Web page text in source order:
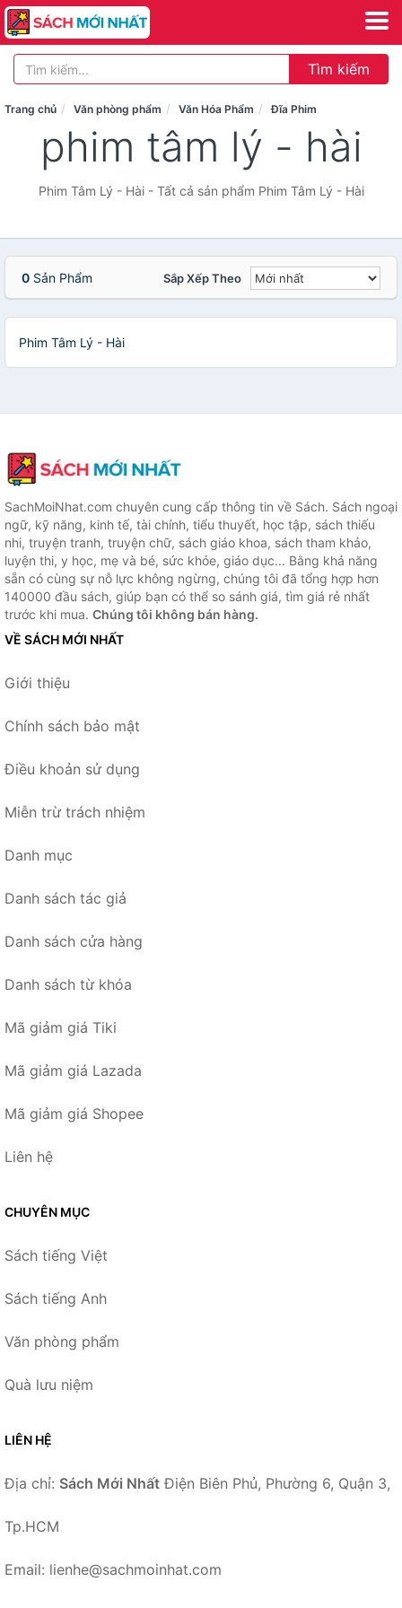
Tìm kiếm
Trang chủ Văn phòng phẩm Văn Hóa Phẩm Đĩa Phim
phim tâm lý - hài
Phim Tâm Lý - Hài - Tất cả sản phẩm Phim Tâm Lý - Hài
0 Sản Phẩm Sắp Xếp Theo
Phim Tâm Lý - Hài
SachMoiNhat.com chuyên cung cấp thông tin về Sách. Sách ngoại
ngữ, kỹ năng, kinh tế, tài chính, tiểu thuyết, học tập, sách thiếu
nhi, truyện tranh, truyện chữ, sách giáo khoa, sách tham khảo,
luyện thi, y học, mẹ và bé, sức khỏe, giáo dục... Bằng khả năng
sẵn có cùng sự nỗ lực không ngừng, chúng tôi đã tổng hợp hơn
140000 đầu sách, giúp bạn có thể so sánh giá, tìm giá rẻ nhất
trước khi mua. Chúng tôi không bán hàng.
VỀ SÁCH MỚI NHẤT
Giới thiệu
Chính sách bảo mật
Điều khoản sử dụng
Miễn trừ trách nhiệm
Danh mục
Danh sách tác giả
Danh sách cửa hàng
Danh sách từ khóa
Mã giảm giá Tiki
Mã giảm giá Lazada
Mã giảm giá Shopee
Liên hệ
CHUYÊN MỤC
Sách tiếng Việt
Sách tiếng Anh
Văn phòng phẩm
Quà lưu niệm
LIÊN HỆ
Địa chỉ: Sách Mới Nhất Điện Biên Phủ, Phường 6, Quận 3,
Tp.HCM
Email: lienhe@sachmoinhat.com